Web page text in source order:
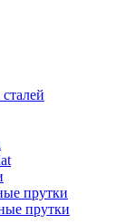
прутки
прутки